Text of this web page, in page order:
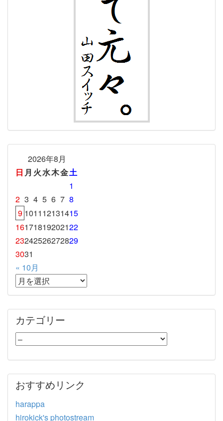
2026年8月
日 月 火水木金土
1
2 3 4 5 6 7 8
9 101112131415
16171819202122
23242526272829
3031
« 10月
カテゴリー
おすすめリンク
harappa
hirokick's photostream